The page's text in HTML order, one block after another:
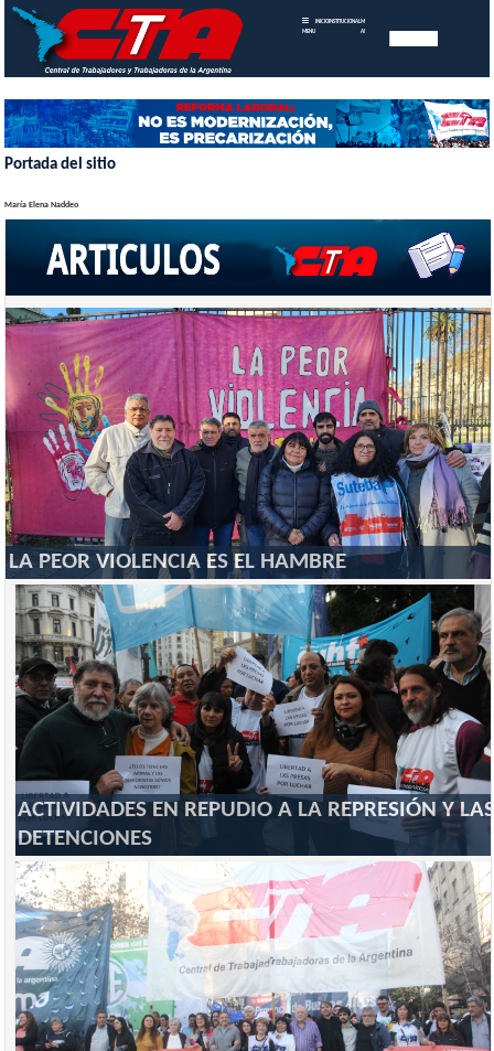
MENU
INICIOINSTITUCIONAL MEMORIAS
ANUALES
Portada del sitio
María Elena Naddeo
LA PEOR VIOLENCIA ES EL HAMBRE
ACTIVIDADES EN REPUDIO A LA REPRESIÓN Y LAS
DETENCIONES